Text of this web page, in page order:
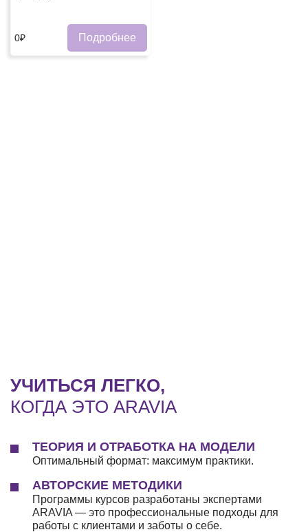
0₽ Подробнее
УЧИТЬСЯ ЛЕГКО,
КОГДА ЭТО ARAVIA
ТЕОРИЯ И ОТРАБОТКА НА МОДЕЛИ
Оптимальный формат: максимум практики.
АВТОРСКИЕ МЕТОДИКИ
Программы курсов разработаны экспертами
ARAVIA — это профессиональные подходы для
работы с клиентами и заботы о себе.